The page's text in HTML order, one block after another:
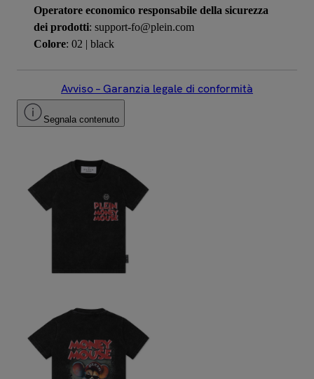
Operatore economico responsabile della sicurezza
dei prodotti: support-fo@plein.com
Colore: 02 | black
Avviso – Garanzia legale di conformità
Segnala contenuto